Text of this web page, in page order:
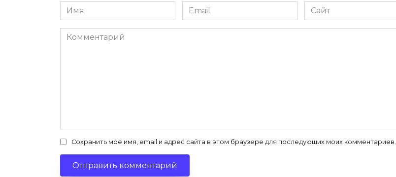
Имя
*
Email
*
Сайт
Комментарий
Сохранить моё имя, email и адрес сайта в этом браузере для последующих моих комментариев.